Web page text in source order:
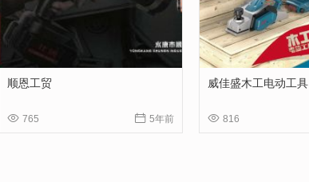
顺恩工贸
 765  5年前
威佳盛木工电动工具
 816